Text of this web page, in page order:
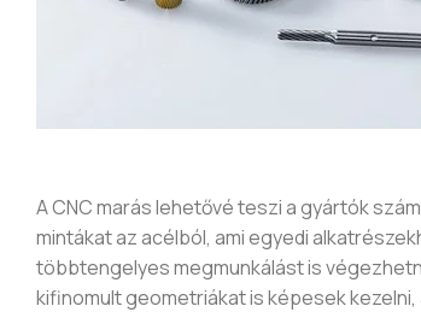
A CNC marás lehetővé teszi a gyártók
mintákat az acélból, ami egyedi
többtengelyes megmunkálást is
kifinomult geometriákat is képesek